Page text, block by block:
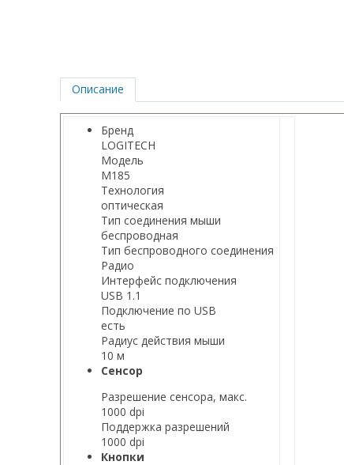
Описание
Бренд
LOGITECH
Модель
M185
Технология
оптическая
Тип соединения мыши
беспроводная
Тип беспроводного соединения
Радио
Интерфейс подключения
USB 1.1
Подключение по USB
есть
Радиус действия мыши
10 м
Сенсор
Разрешение сенсора, макс.
1000 dpi
Поддержка разрешений
1000 dpi
Кнопки